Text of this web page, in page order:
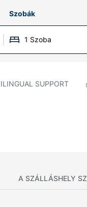
Szobák
1 Szoba
SUPPORT
A SZÁLLÁSHELY